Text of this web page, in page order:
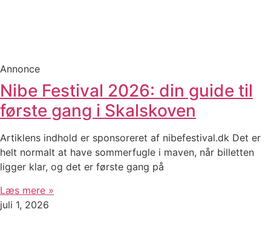
Annonce
Nibe Festival 2026: din guide til
første gang i Skalskoven
Artiklens indhold er sponsoreret af nibefestival.dk Det er
helt normalt at have sommerfugle i maven, når billetten
ligger klar, og det er første gang på
Læs mere »
juli 1, 2026